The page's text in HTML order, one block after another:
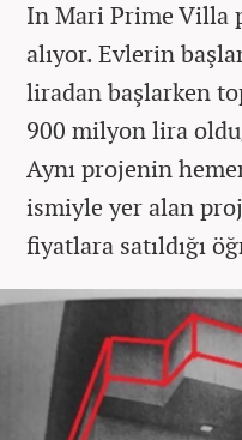
In Mari Prime Villa
alıyor. Evlerin
liradan başlarken
900 milyon lira
Aynı projenin
ismiyle yer alan
fiyatlara satıldığı